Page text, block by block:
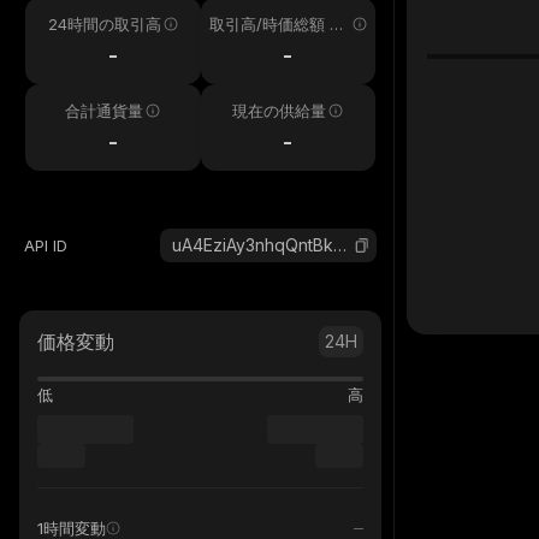
24時間の取引高
-
取引高/時価総額 24
-
合計通貨量
-
現在の供給量
-
API ID uA4EziAy3nhqQntBkv1mP44Z5Uq7tai9M9YmkfWQbk2_solana
価格変動 24H
低 高
1時間変動